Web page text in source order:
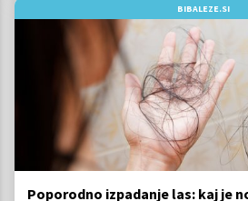
BIBALEZE.SI
Poporodno izpadanje las: kaj je